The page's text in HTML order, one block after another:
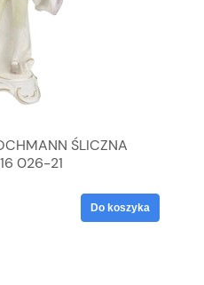
ŚLICZNA
026-21
Do koszyka